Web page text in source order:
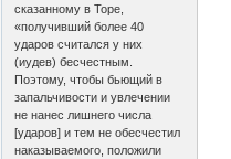
сказанному в Торе,
«получивший более 40
ударов считался у них
(иудев) бесчестным.
Поэтому, чтобы бьющий в
запальчивости и увлечении
не нанес лишнего числа
[ударов] и тем не обесчестил
наказываемого, положили